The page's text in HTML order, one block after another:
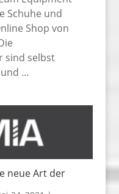
Schuhe und
Shop von
sind selbst
…
neue Art der